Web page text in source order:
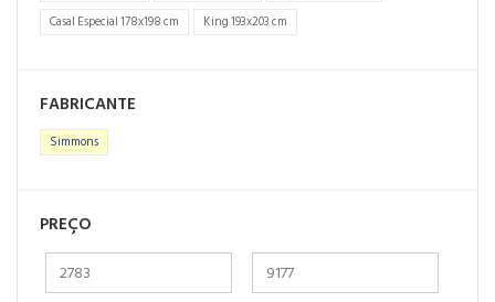
Casal Especial 178x198 cm
King 193x203 cm
FABRICANTE
Simmons
PREÇO